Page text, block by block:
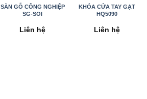
SÀN GỖ CÔNG NGHIỆP
SG-SOI
Liên hệ
KHÓA CỬA TAY GẠT
HQ5090
Liên hệ